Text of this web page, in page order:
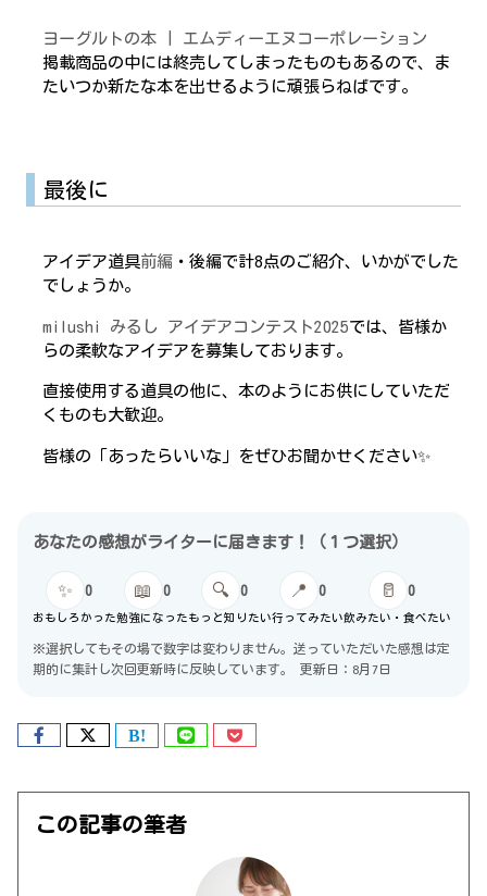
ヨーグルトの本 | エムディーエヌコーポレーション
掲載商品の中には終売してしまったものもあるので、ま
たいつか新たな本を出せるように頑張らねばです。
最後に
アイデア道具前編 ・後編で計8点のご紹介、いかがでした
でしょうか。
milushi みるし アイデアコンテスト2025では、皆様か
らの柔軟なアイデアを募集しております。
直接使用する道具の他に、本のようにお供にしていただ
くものも大歓迎。
皆様の「あったらいいな」をぜひお聞かせください✨
あなたの感想がライターに届きます！（１つ選択）
✨ 0
おもしろかった
📖 0
勉強になった
🔍 0
もっと知りたい
📍 0
行ってみたい
🥛 0
飲みたい・食べたい
※選択してもその場で数字は変わりません。送っていただいた感想は定
期的に集計し次回更新時に反映しています。
更新日：8月7日
この記事の筆者